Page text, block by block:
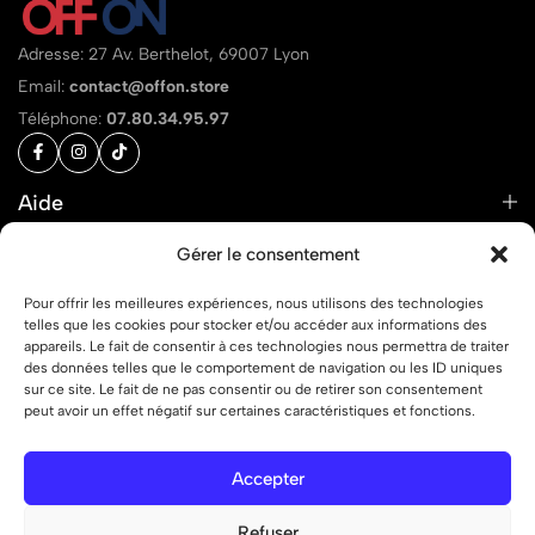
Gérer le consentement
Pour offrir les meilleures expériences, nous utilisons des technologies
telles que les cookies pour stocker et/ou accéder aux informations des
appareils. Le fait de consentir à ces technologies nous permettra de traiter
des données telles que le comportement de navigation ou les ID uniques
sur ce site. Le fait de ne pas consentir ou de retirer son consentement
peut avoir un effet négatif sur certaines caractéristiques et fonctions.
Accepter
Adresse: 27 Av. Berthelot, 69007 Lyon
Email: contact@offon.store
Téléphone: 07.80.34.95.97
Aide
© 2026 OFF ON – Tous droits réservés.